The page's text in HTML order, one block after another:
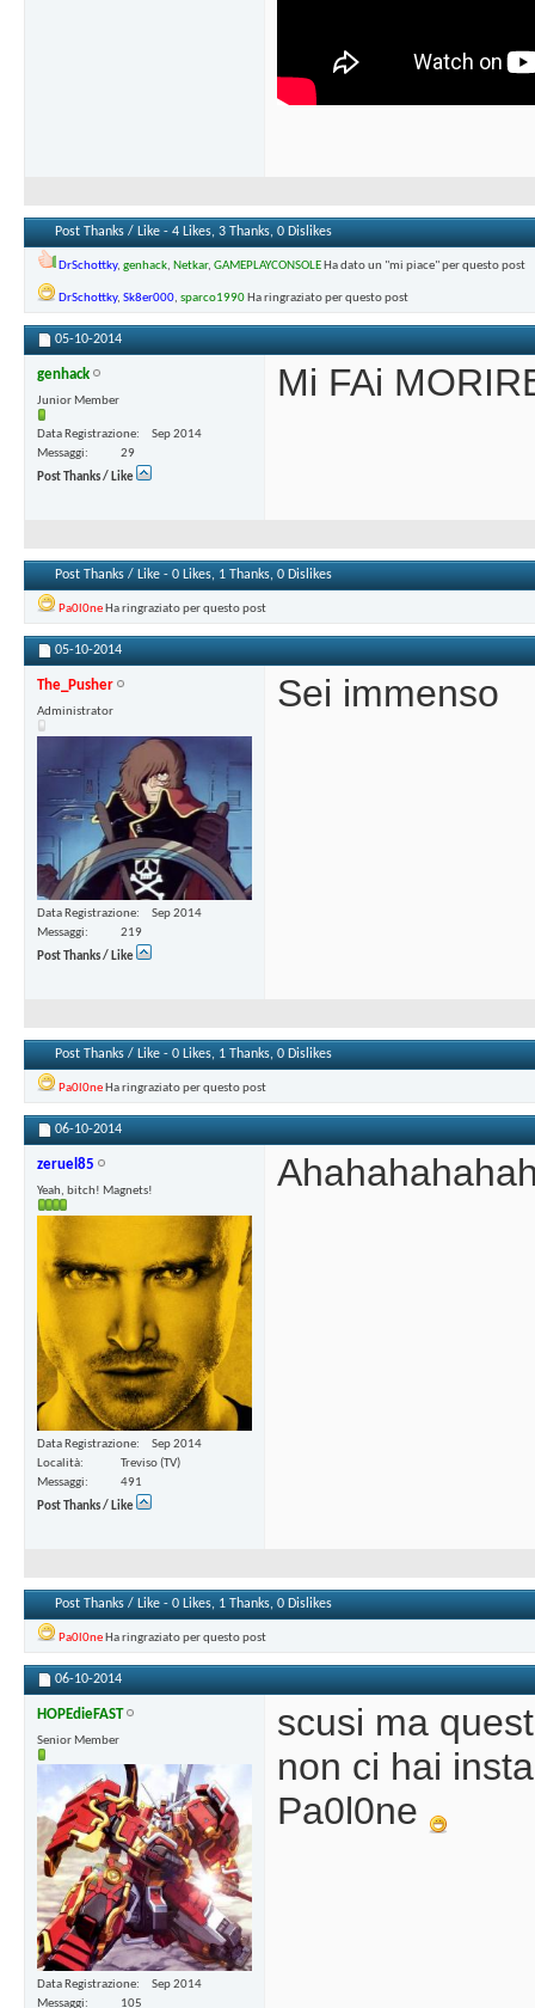
Post Thanks / Like - 4 Likes, 3 Thanks, 0 Dislikes
DrSchottky, genhack, Netkar, GAMEPLAYCONSOLEHa dato un "mi piace" per questo post
DrSchottky, Sk8er000, sparco1990Ha ringraziato per questo post
05-10-2014
genhack
Junior Member
Data Registrazione
Sep 2014
Messaggi
29
Post Thanks / Like
Mi FAi
Post Thanks / Like - 0 Likes, 1 Thanks, 0 Dislikes
Pa0l0neHa ringraziato per questo post
05-10-2014
The_Pusher
Administrator
Data Registrazione
Sep 2014
Messaggi
219
Post Thanks / Like
Sei immenso
Post Thanks / Like - 0 Likes, 1 Thanks, 0 Dislikes
Pa0l0neHa ringraziato per questo post
06-10-2014
zeruel85
Yeah, bitch! Magnets!
Data Registrazione
Sep 2014
Località
Treviso (TV)
Messaggi
491
Post Thanks / Like
Post Thanks / Like - 0 Likes, 1 Thanks, 0 Dislikes
Pa0l0ne Ha ringraziato per questo post
06-10-2014
HOPEdieFAST
Senior Member
Data Registrazione
Sep 2014
Messaggi
105
scusi ma
non ci hai
Pa0l0ne